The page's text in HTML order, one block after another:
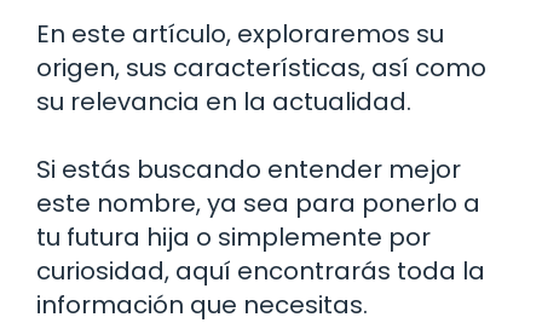
En este artículo, exploraremos su
origen, sus características, así como
su relevancia en la actualidad.
Si estás buscando entender mejor
este nombre, ya sea para ponerlo a
tu futura hija o simplemente por
curiosidad, aquí encontrarás toda la
información que necesitas.